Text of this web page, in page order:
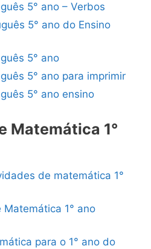
5° ano – Verbos
5° ano do Ensino
5° ano
5° ano para imprimir
5° ano ensino
Matemática 1°
de matemática 1°
1° ano
para o 1° ano do